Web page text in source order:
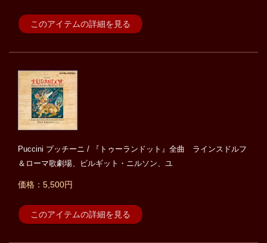
このアイテムの詳細を見る
Puccini プッチーニ / 『トゥーランドット』全曲 ラインスドルフ
＆ローマ歌劇場、ビルギット・ニルソン、ユ
価格：5,500円
このアイテムの詳細を見る